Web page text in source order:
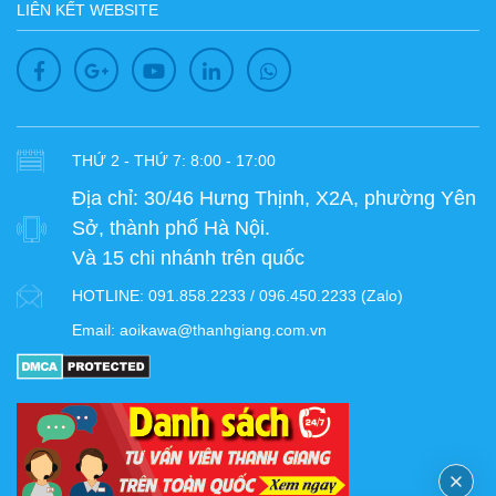
LIÊN KẾT WEBSITE
THỨ 2 - THỨ 7: 8:00 - 17:00
Địa chỉ: 30/46 Hưng Thịnh, X2A, phường Yên
Sở, thành phố Hà Nội.
Và 15 chi nhánh trên quốc
HOTLINE: 091.858.2233 / 096.450.2233 (Zalo)
Email: aoikawa@thanhgiang.com.vn